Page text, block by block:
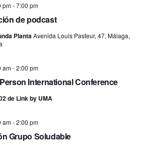
de podcast
pm-7:00 pm
PlantaAvenida Louis Pasteur, 47, Málaga,
International Conference
am-2:00 pm
de Link by UMA
Grupo Soludable
am-2:00 pm